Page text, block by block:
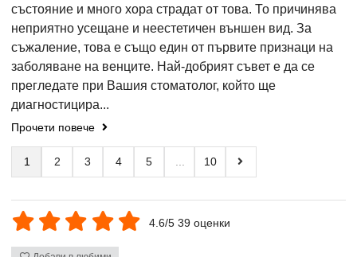
състояние и много хора страдат от това. То причинява
неприятно усещане и неестетичен външен вид. За
съжаление, това е също един от първите признаци на
заболяване на венците. Най-добрият съвет е да се
прегледате при Вашия стоматолог, който ще
диагностицира...
Прочети повече
1 2 3 4 5 ... 10
4.6/5 39 оценки